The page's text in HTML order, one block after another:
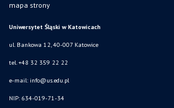
mapa strony
Uniwersytet Śląski w Katowicach
ul. Bankowa 12, 40-007 Katowice
tel. +48 32 359 22 22
e-mail: info@us.edu.pl
NIP: 634-019-71-34